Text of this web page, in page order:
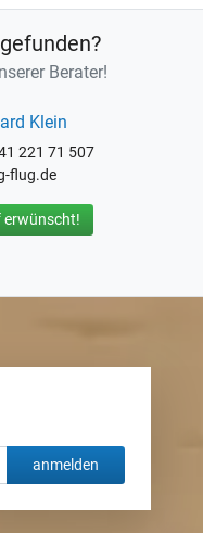
Berater!
Klein
221 71 507
flug.de
erwünscht!
anmelden